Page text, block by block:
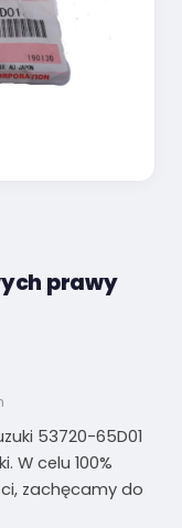
prawy
53720-65D01
W celu 100%
zachęcamy do